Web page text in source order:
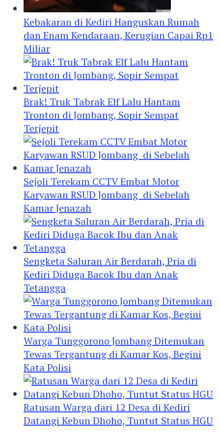
Kebakaran di Kediri Hanguskan Rumah
dan Enam Kendaraan, Kerugian Capai Rp1
Miliar
Brak! Truk Tabrak Elf Lalu Hantam
Tronton di Jombang, Sopir Sempat
Terjepit
Sejoli Terekam CCTV Embat Motor
Karyawan RSUD Jombang di Sebelah
Kamar Jenazah
Sengketa Saluran Air Berdarah, Pria di
Kediri Diduga Bacok Ibu dan Anak
Tetangga
Warga Tunggorono Jombang Ditemukan
Tewas Tergantung di Kamar Kos, Begini
Kata Polisi
Ratusan Warga dari 12 Desa di Kediri
Datangi Kebun Dhoho, Tuntut Status HGU